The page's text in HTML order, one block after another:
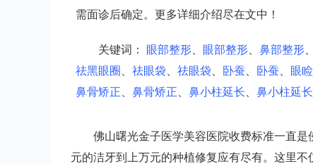
需面诊后确定。更多详细介绍尽在文中！
关键词： 眼部整形 眼部整形 鼻部整形
祛黑眼圈
祛眼袋 祛眼袋 卧蚕 卧蚕 眼
鼻骨矫正
鼻骨矫正 鼻小柱延长 鼻小柱延长
佛山曙光金子医学美容医院收费标准一直
元的洁牙到上万元的种植修复应有尽有。这里